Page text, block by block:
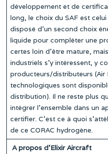
développement et de
long, le choix du SAF est
disposé d’un second choix
liquide pour compléter une
certes loin d’être mature,
industriels s’y intéressent, y
producteurs/distributeurs (Air
technologiques sont
distribution). Il ne reste plus
intégrer l’ensemble dans un
certifier. C’est ce à quoi
de ce CORAC hydrogène.
A propos d’Elixir Aircraft